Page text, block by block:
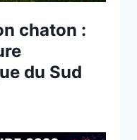
chaton :
du Sud